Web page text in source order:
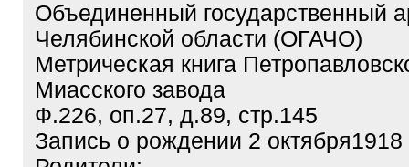
Объединенный государственный
Челябинской области (ОГАЧО)
Метрическая книга
Миасского завода
Ф.226, оп.27, д.89, стр.145
Запись о рождении 2